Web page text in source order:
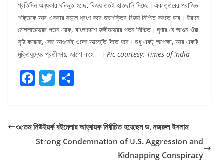
প্রতিদিন অন্ধকার ঘনিভুত হচ্ছে, বিজয় ততই হাতছানি দিচ্ছে। একাত্তরের পরাজিত
শক্তিকে আর একবার সমূলে ধ্বংশ করে শুভশক্তির বিজয় নিশ্চিত করতে হবে। ইরানে
মোল্লাতন্ত্রের পতন হোক, বাংলাদেশে জঙ্গীতন্ত্রের পতন নিশ্চিত। ঘৃণার যে আগুন ওঁরা
সৃষ্টি করেছে, সেই আগুনেই ওদের আত্মহুতি দিতে হবে। শুধু একটু অপেক্ষা, আর একটি
মুক্তিযুদ্ধের প্রতীক্ষায়, জাগো বাহে—। Pic courtesy: Times of India
F
e
b
T
er e
৩৫তম নিউইয়র্ক বইমেলার আহ্বায়ক নির্বাচিত হয়েছেন ড. নজরুল ইসলাম
Strong Condemnation of U.S. Aggression and
Kidnapping Conspiracy